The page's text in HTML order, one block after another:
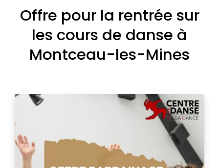
Offre pour la rentrée sur
les cours de danse à
Montceau-les-Mines